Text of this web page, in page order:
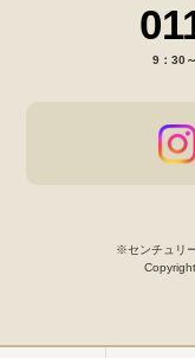
9：30
※センチュリ